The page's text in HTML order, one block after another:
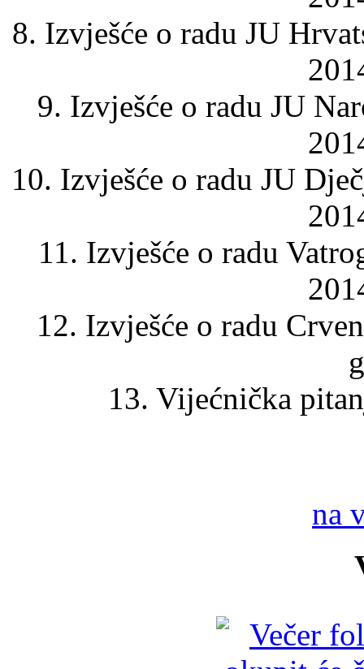
8. Izvješće o radu JU
9. Izvješće o radu JU
10. Izvješće o radu JU
11. Izvješće o radu
12. Izvješće o radu
13. Vijećnička
na